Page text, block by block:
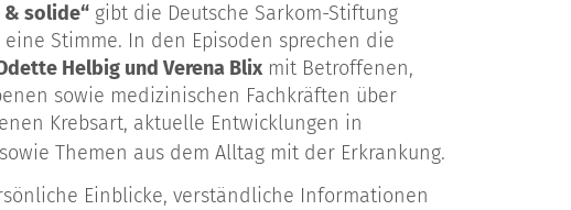
& solide“ gibt die Deutsche Sarkom-Stiftung
Stimme. In den Episoden sprechen die
Helbig und Verena Blix mit Betroffenen,
sowie medizinischen Fachkräften über
Krebsart, aktuelle Entwicklungen in
sowie Themen aus dem Alltag mit der Erkrankung.
Einblicke, verständliche Informationen